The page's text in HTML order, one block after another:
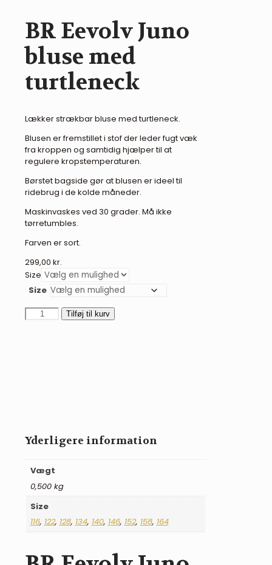
BR Eevolv Juno
bluse med
turtleneck
Lækker strækbar bluse med turtleneck.
Blusen er fremstillet i stof der leder fugt væk
fra kroppen og samtidig hjælper til at
regulere kropstemperaturen.
Børstet bagside gør at blusen er ideel til
ridebrug i de kolde måneder.
Maskinvaskes ved 30 grader. Må ikke
tørretumbles.
Farven er sort.
299,00 kr.
Size
Size
BR
Eevolv
Tilføj til kurv
Yderligere information
Vægt
0,500 kg
Size
116, 122, 128, 134, 140, 146, 152, 158, 164